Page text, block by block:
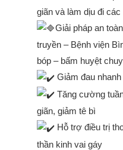
giãn và làm dịu đi
Giải pháp an
truyền – Bệnh viện
bóp – bấm huyệt
Giảm đau nhanh
Tăng cường
giãn, giảm tê bì
Hỗ trợ điều trị
thần kinh vai gáy